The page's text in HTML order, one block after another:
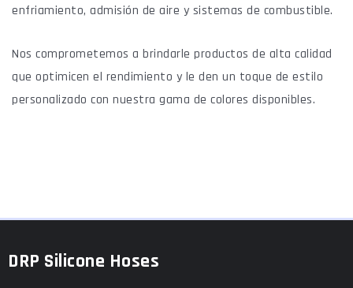
enfriamiento, admisión de aire y sistemas de combustible.
Nos comprometemos a brindarle productos de alta calidad
que optimicen el rendimiento y le den un toque de estilo
personalizado con nuestra gama de colores disponibles.
DRP Silicone Hoses